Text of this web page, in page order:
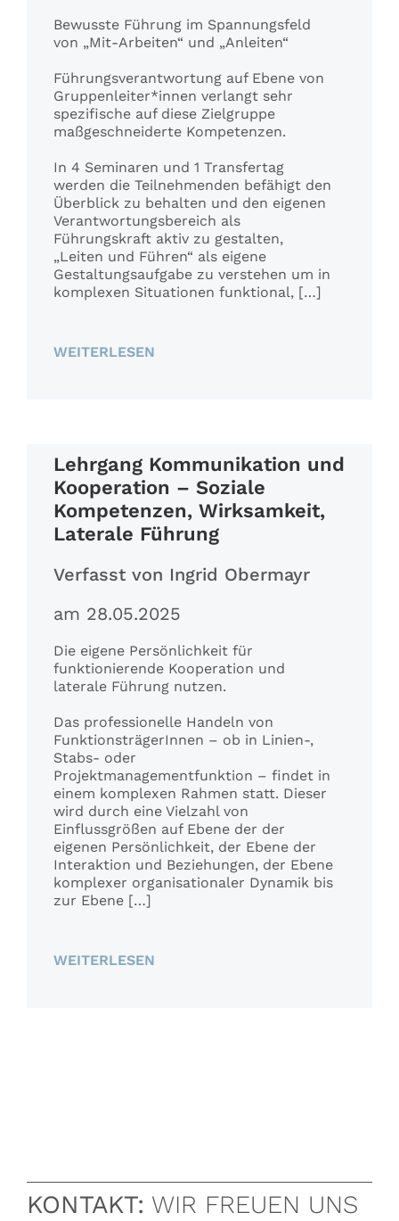
Bewusste Führung im Spannungsfeld
von „Mit-Arbeiten“ und „Anleiten“
Führungsverantwortung auf Ebene von
Gruppenleiter*innen verlangt sehr
spezifische auf diese Zielgruppe
maßgeschneiderte Kompetenzen.
In 4 Seminaren und 1 Transfertag
werden die Teilnehmenden befähigt den
Überblick zu behalten und den eigenen
Verantwortungsbereich als
Führungskraft aktiv zu gestalten,
„Leiten und Führen“ als eigene
Gestaltungsaufgabe zu verstehen um in
komplexen Situationen funktional, […]
WEITERLESEN
Lehrgang Kommunikation und
Kooperation – Soziale
Kompetenzen, Wirksamkeit,
Laterale Führung
Verfasst von Ingrid Obermayr
am 28.05.2025
Die eigene Persönlichkeit für
funktionierende Kooperation und
laterale Führung nutzen.
Das professionelle Handeln von
FunktionsträgerInnen – ob in Linien-,
Stabs- oder
Projektmanagementfunktion – findet in
einem komplexen Rahmen statt. Dieser
wird durch eine Vielzahl von
Einflussgrößen auf Ebene der der
eigenen Persönlichkeit, der Ebene der
Interaktion und Beziehungen, der Ebene
komplexer organisationaler Dynamik bis
zur Ebene […]
WEITERLESEN
KONTAKT: WIR FREUEN UNS